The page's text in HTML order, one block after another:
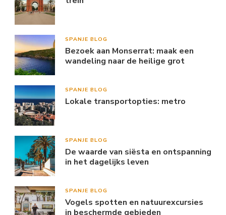
SPANJE BLOG
Bezoek aan Monserrat: maak een
wandeling naar de heilige grot
SPANJE BLOG
Lokale transportopties: metro
SPANJE BLOG
De waarde van siësta en ontspanning
in het dagelijks leven
SPANJE BLOG
Vogels spotten en natuurexcursies
in beschermde gebieden